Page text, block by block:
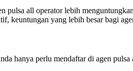
pulsa all operator lebih
keuntungan yang lebih besar bagi
hanya perlu mendaftar di agen